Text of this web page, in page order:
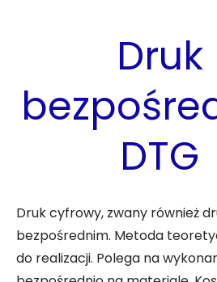
Druk
DTG
Druk cyfrowy, zwany również
bezpośrednim. Metoda
do realizacji. Polega na